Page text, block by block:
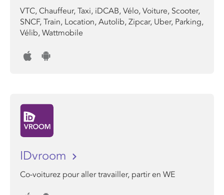
VTC, Chauffeur, Taxi, iDCAB, Vélo, Voiture, Scooter,
SNCF, Train, Location, Autolib, Zipcar, Uber, Parking,
Vélib, Wattmobile
IDvroom
Co-voiturez pour aller travailler, partir en WE